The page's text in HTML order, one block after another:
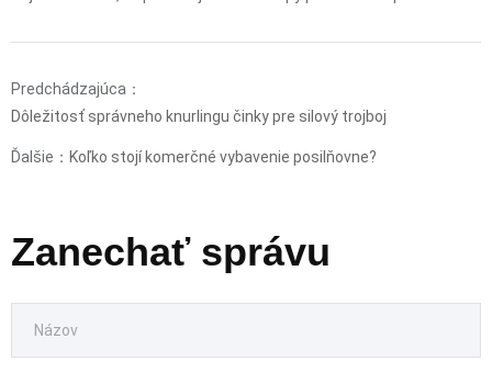
Predchádzajúca：
Dôležitosť správneho knurlingu činky pre silový trojboj
Ďalšie： Koľko stojí komerčné vybavenie posilňovne?
Zanechať správu